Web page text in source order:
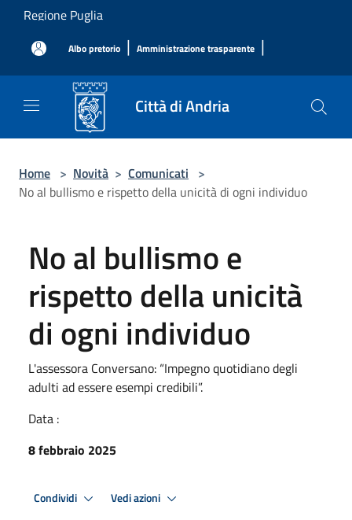
Salta al contenuto principale
Regione Puglia
Albo pretorio | Amministrazione trasparente |
Città di Andria
Home > Novità > Comunicati >
No al bullismo e rispetto della unicità di ogni individuo
No al bullismo e
rispetto della unicità
di ogni individuo
L'assessora Conversano: “Impegno quotidiano degli
adulti ad essere esempi credibili”.
Data :
8 febbraio 2025
Condividi Vedi azioni